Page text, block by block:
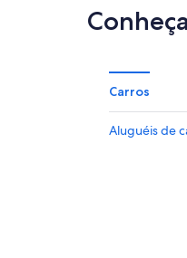
Carros
Aluguéis de